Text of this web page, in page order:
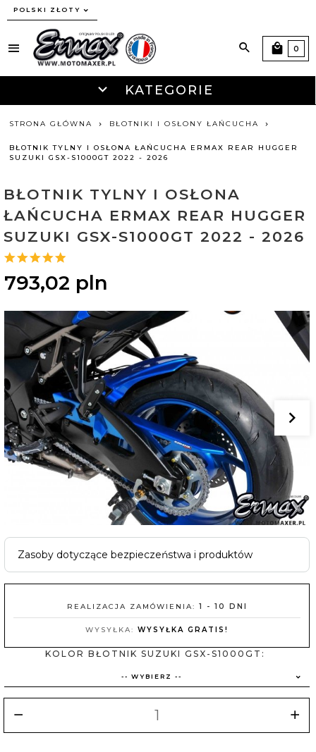
currency_h
POLSKI ZŁOTY
KATEGORIE
0
STRONA GŁÓWNA BŁOTNIKI I OSŁONY ŁAŃCUCHA
BŁOTNIK TYLNY I OSŁONA ŁAŃCUCHA ERMAX REAR HUGGER
SUZUKI GSX-S1000GT 2022 - 2026
BŁOTNIK TYLNY I OSŁONA
ŁAŃCUCHA ERMAX REAR HUGGER
SUZUKI GSX-S1000GT 2022 - 2026
793,02 pln
Zasoby dotyczące bezpieczeństwa i produktów
REALIZACJA ZAMÓWIENIA: 1 - 10 DNI
WYSYŁKA: WYSYŁKA GRATIS!
KOLOR BŁOTNIK SUZUKI GSX-S1000GT:
-- WYBIERZ --